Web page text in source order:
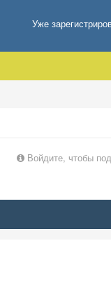
Уже
Войдите, чтобы